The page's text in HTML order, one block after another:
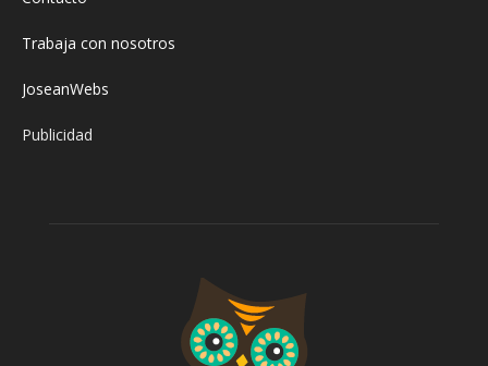
Trabaja con nosotros
JoseanWebs
Publicidad